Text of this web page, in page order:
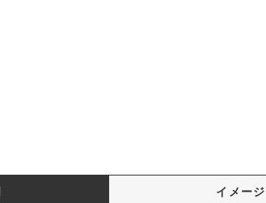
イメージ